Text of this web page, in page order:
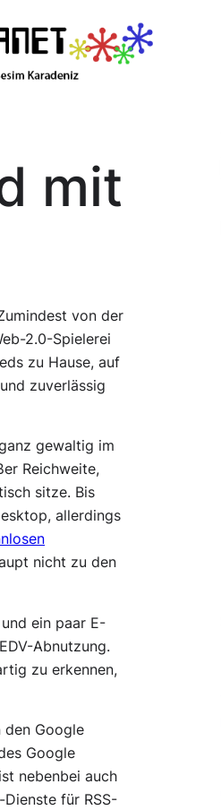
mit
von der
2.0-Spielerei
zu Hause, auf
zuverlässig
gewaltig im
Reichweite,
sitze. Bis
allerdings
nicht zu den
ein paar E-
Abnutzung.
zu erkennen,
den Google
Google
nebenbei auch
für RSS-